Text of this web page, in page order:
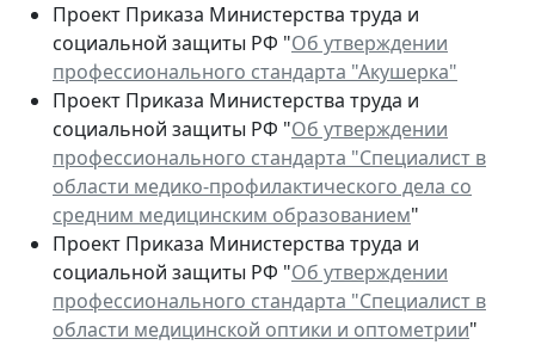
Проект Приказа Министерства труда и
социальной защиты РФ "Об утверждении
профессионального стандарта "Акушерка"
Проект Приказа Министерства труда и
социальной защиты РФ "Об утверждении
профессионального стандарта "Специалист в
области медико-профилактического дела со
средним медицинским образованием"
Проект Приказа Министерства труда и
социальной защиты РФ "Об утверждении
профессионального стандарта "Специалист в
области медицинской оптики и оптометрии"